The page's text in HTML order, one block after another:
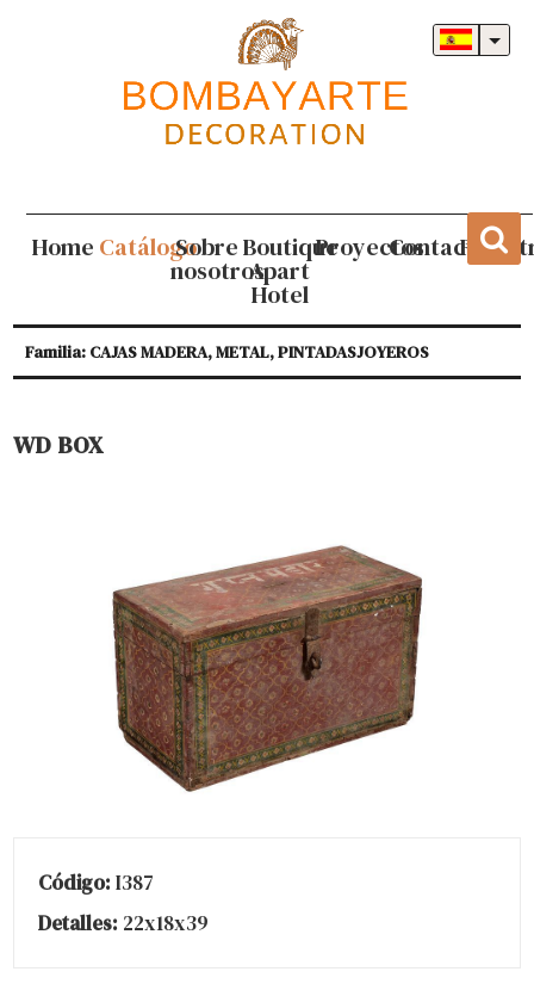
Home CatálogoSobre
nosotros
Boutique
Apart
Hotel
ProyectosContacto
Familia: CAJAS MADERA, METAL, PINTADASJOYEROS
WD BOX
Código: I387
Detalles: 22x18x39